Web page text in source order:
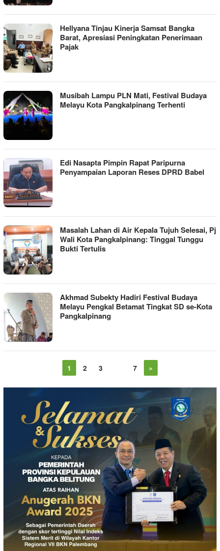
Hellyana Tinjau Kinerja Samsat Bangka
Barat, Apresiasi Peningkatan Penerimaan
Pajak
Musibah Lampu PLN Mati, Festival Budaya
Melayu Kota Pangkalpinang Terhenti
Edi Nasapta Pimpin Rapat Paripurna
Penyampaian Laporan Reses DPRD Babel
Masalah Lahan di Air Kepala Tujuh Selesai, Pj
Wali Kota Pangkalpinang: Tinggal Tunggu
Bukti Tertulis
Akhmad Subekty Hadiri Festival Budaya
Melayu Pengkal Betamat Tingkat SD se-Kota
Pangkalpinang
1 2 3 7 »